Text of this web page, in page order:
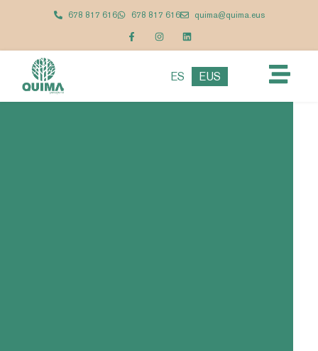
678 817 616 678 817 616 quima@quima.eus
ES EUS